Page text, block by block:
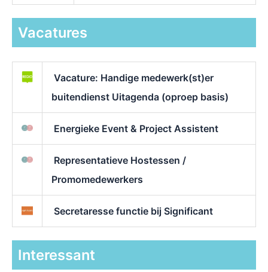
Vacatures
Vacature: Handige medewerk(st)er
buitendienst Uitagenda (oproep basis)
Energieke Event & Project Assistent
Representatieve Hostessen /
Promomedewerkers
Secretaresse functie bij Significant
Interessant